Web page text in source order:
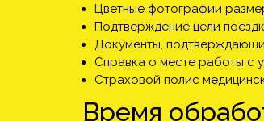
Цветные фотографии
Подтверждение цели
Документы,
Справка о месте работы с
Страховой полис
Время